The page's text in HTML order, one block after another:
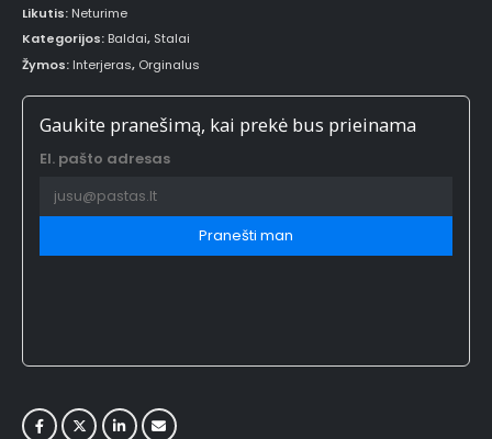
Likutis: Neturime
Kategorijos: Baldai, Stalai
Žymos: Interjeras, Orginalus
Gaukite pranešimą, kai prekė bus prieinama
El. pašto adresas
Pranešti man